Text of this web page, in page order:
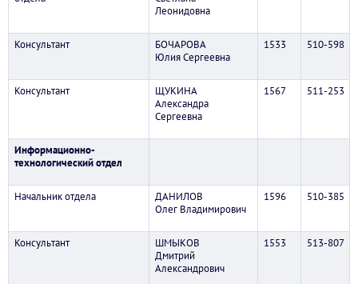
Леонидовна
Консультант
БОЧАРОВА
Юлия Сергеевна
1533 510-598
Консультант
ЩУКИНА
Александра
Сергеевна
1567 511-253
Информационно-
технологический отдел
Начальник отдела
ДАНИЛОВ
Олег Владимирович
1596 510-385
Консультант
ШМЫКОВ
Дмитрий
Александрович
1553 513-807